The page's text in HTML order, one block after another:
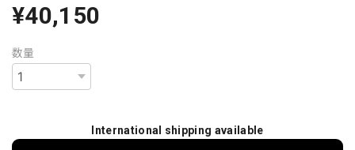
¥40,150
数量
International shipping available